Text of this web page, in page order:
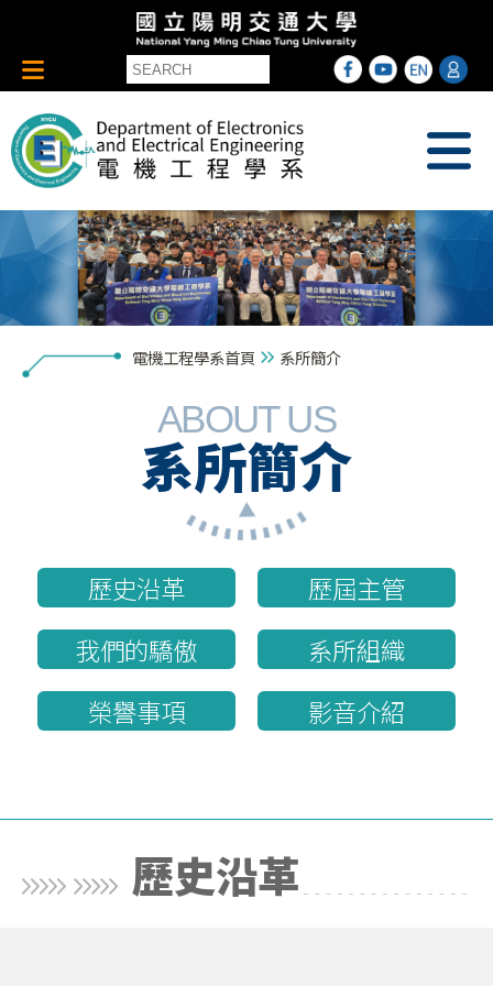
電機工程學系首頁 系所簡介
ABOUT US
系所簡介
歷史沿革
歷屆主管
我們的驕傲
系所組織
榮譽事項
影音介紹
歷史沿革